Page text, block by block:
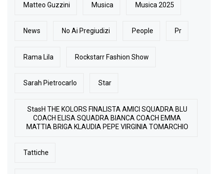
Matteo Guzzini Musica Musica 2025
News No Ai Pregiudizi People Pr
Rama Lila Rockstarr Fashion Show
Sarah Pietrocarlo Star
StasH THE KOLORS FINALISTA AMICI SQUADRA BLU
COACH ELISA SQUADRA BIANCA COACH EMMA
MATTIA BRIGA KLAUDIA PEPE VIRGINIA TOMARCHIO
Tattiche